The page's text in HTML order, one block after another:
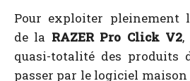
Pour exploiter pleinement
de la RAZER Pro Click V2,
quasi-totalité des
passer par le logiciel maison